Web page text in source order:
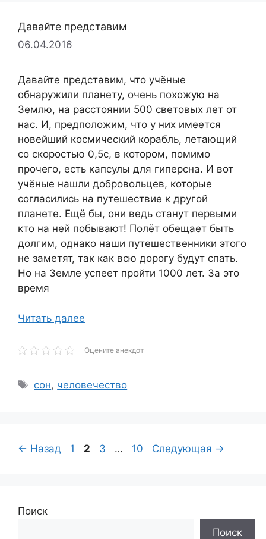
Давайте представим
06.04.2016
Давайте представим, что учёные
обнаружили планету, очень похожую на
Землю, на расстоянии 500 световых лет от
нас. И, предположим, что у них имеется
новейший космический корабль, летающий
со скоростью 0,5с, в котором, помимо
прочего, есть капсулы для гиперсна. И вот
учёные нашли добровольцев, которые
согласились на путешествие к другой
планете. Ещё бы, они ведь станут первыми
кто на ней побывают! Полёт обещает быть
долгим, однако наши путешественники этого
не заметят, так как всю дорогу будут спать.
Но на Земле успеет пройти 1000 лет. За это
время
Читать далее
Оцените анекдот
Метки
сон, человечество
← Назад Страница
1 Страница
2 Страница
3 … Страница
10 Следующая →
Поиск
Поиск